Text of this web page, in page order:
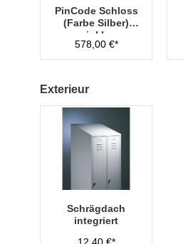
PinCode Schloss
(Farbe Silber)
inkl.
Hauptschlüssel
Typ 1
578,00 €*
Exterieur
Schrägdach
integriert